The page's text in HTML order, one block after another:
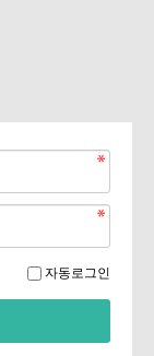
자동로그인